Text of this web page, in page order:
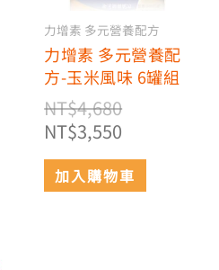
力增素 多元營養配方
力增素 多元營養配
方-玉米風味 6罐組
NT$4,680
NT$3,550
加入購物車